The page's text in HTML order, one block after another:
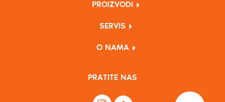
PROIZVODI
SERVIS
O NAMA
PRATITE NAS